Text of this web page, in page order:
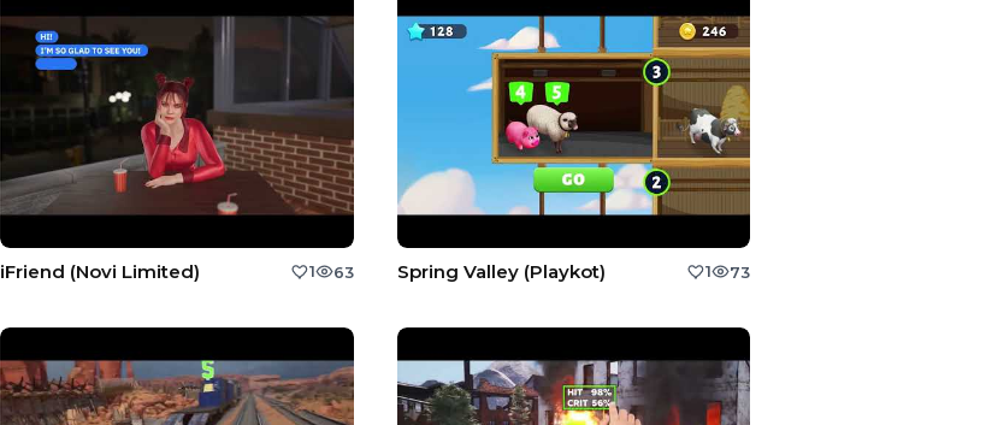
iFriend (Novi Limited) 1 63 Spring Valley (Playkot) 1 73